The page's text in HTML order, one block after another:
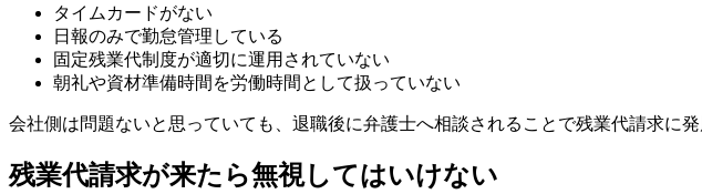
タイムカードがない
日報のみで勤怠管理している
固定残業代制度が適切に運用されていない
朝礼や資材準備時間を労働時間として扱っていない
会社側は問題ないと思っていても、退職後に弁護士へ相談されることで残業代請求に発
残業代請求が来たら無視してはいけない